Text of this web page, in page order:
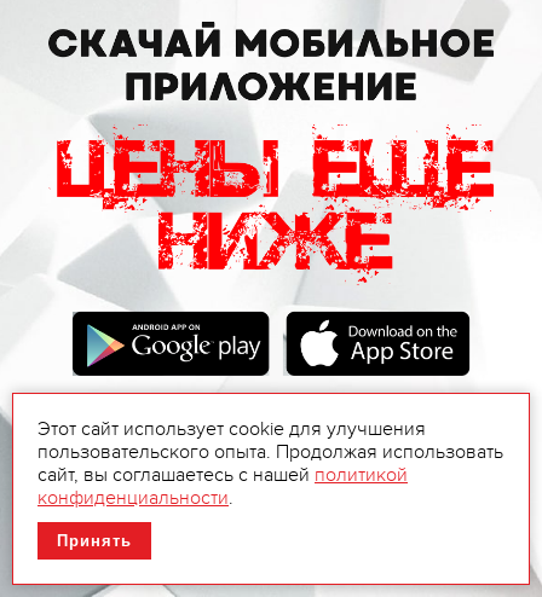
Этот сайт использует cookie для улучшения
пользовательского опыта. Продолжая использовать
сайт, вы соглашаетесь с нашей политикой
конфиденциальности.
Принять